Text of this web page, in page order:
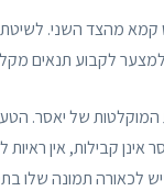
מהצד השני.
לקבוע תנאים
המוקלטות של יאסר.
קבילות, אין
תמונה שלו